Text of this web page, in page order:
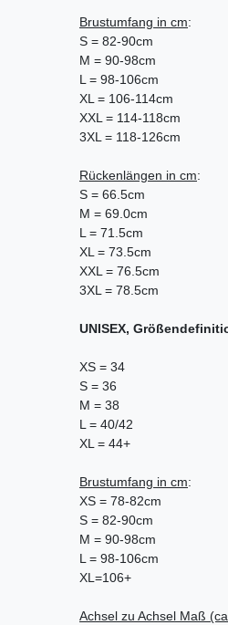
Brustumfang in cm:
S = 82-90cm
M = 90-98cm
L = 98-106cm
XL = 106-114cm
XXL = 114-118cm
3XL = 118-126cm
Rückenlängen in cm:
S = 66.5cm
M = 69.0cm
L = 71.5cm
XL = 73.5cm
XXL = 76.5cm
3XL = 78.5cm
UNISEX,
XS = 34
S = 36
M = 38
L = 40/42
XL = 44+
Brustumfang in cm:
XS = 78-82cm
S = 82-90cm
M = 90-98cm
L = 98-106cm
XL=106+
Achsel zu Achsel Maß